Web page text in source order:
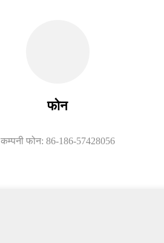
फोन
कम्पनी फोन: 86-186-57428056